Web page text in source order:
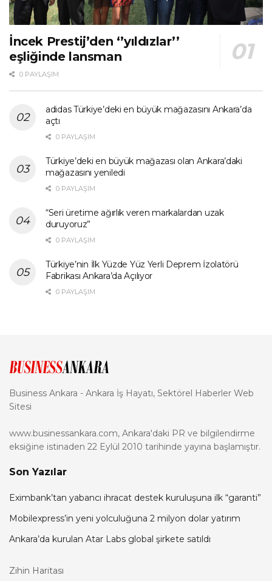
İncek Prestij’den ‘’yıldızlar’’
eşliğinde lansman
0 PAYLAŞIM
adidas Türkiye’deki en büyük mağazasını Ankara’da
açtı
0 PAYLAŞIM
Türkiye’deki en büyük mağazası olan Ankara’daki
mağazasını yeniledi
0 PAYLAŞIM
“Seri üretime ağırlık veren markalardan uzak
duruyoruz”
0 PAYLAŞIM
Türkiye’nin İlk Yüzde Yüz Yerli Deprem İzolatörü
Fabrikası Ankara’da Açılıyor
0 PAYLAŞIM
Business Ankara - Ankara İş Hayatı, Sektörel Haberler Web
Sitesi
www.businessankara.com, Ankara'daki PR ve bilgilendirme
eksiğine istinaden 22 Eylül 2010 tarihinde yayına başlamıştır.
Son Yazılar
Eximbank’tan yabancı ihracat destek kuruluşuna ilk “garanti”
Mobilexpress’in yeni yolculuğuna 2 milyon dolar yatırım
Ankara’da kurulan Atar Labs global şirkete satıldı
Zihin Haritası